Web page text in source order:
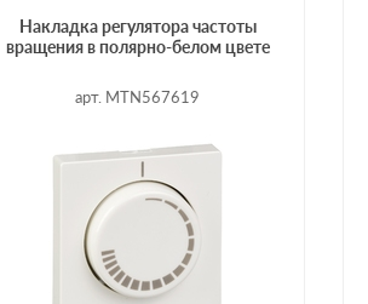
Накладка регулятора частоты
вращения в полярно-белом цвете
арт. MTN567619